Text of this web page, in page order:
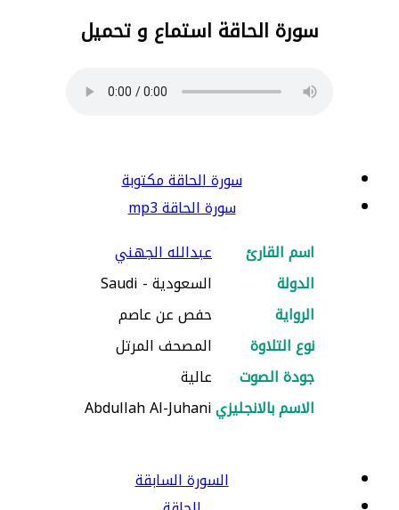
سورة الحاقة استماع و تحميل
سورة الحاقة مكتوبة
سورة الحاقة mp3
اسم القارئ
عبدالله الجهني
الدولة
السعودية - Saudi
الرواية
حفص عن عاصم
نوع التلاوة
المصحف المرتل
جودة الصوت
عالية
الاسم بالانجليزيAbdullah Al-Juhani
السورة السابقة